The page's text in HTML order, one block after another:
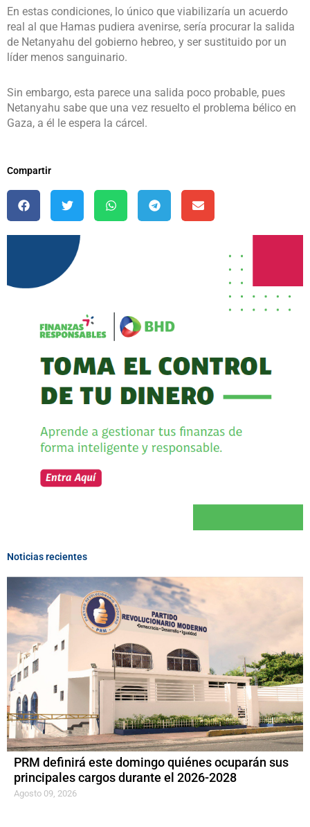
En estas condiciones, lo único que viabilizaría un acuerdo
real al que Hamas pudiera avenirse, sería procurar la salida
de Netanyahu del gobierno hebreo, y ser sustituido por un
líder menos sanguinario.
Sin embargo, esta parece una salida poco probable, pues
Netanyahu sabe que una vez resuelto el problema bélico en
Gaza, a él le espera la cárcel.
Compartir
Noticias recientes
PRM definirá este domingo quiénes ocuparán sus
principales cargos durante el 2026-2028
Agosto 09, 2026